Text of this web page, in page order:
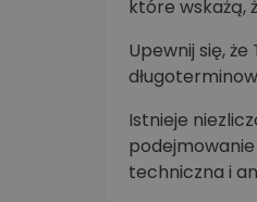
które wskażą,
Upewnij się,
Istnieje
techniczna i